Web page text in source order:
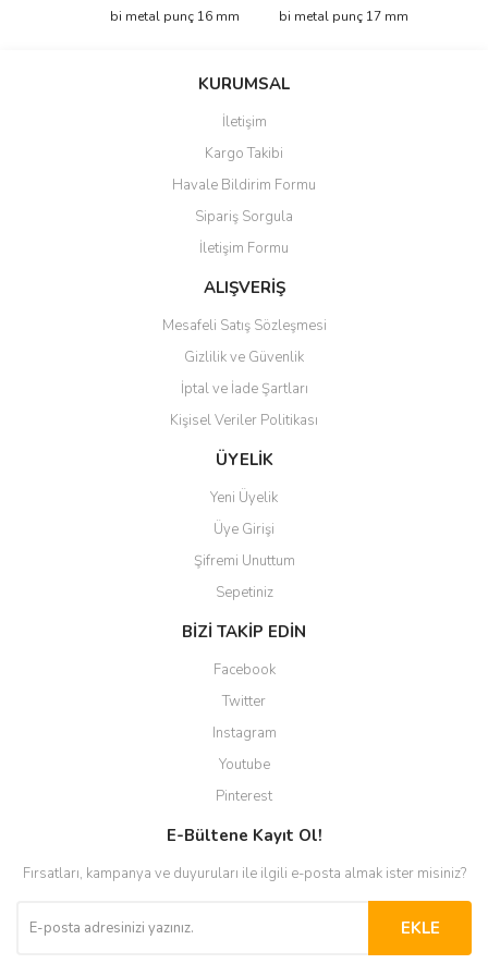
Görüş ve önerileriniz için teşekkür ederiz.
Ürün bilgilerinde hatalar bulunuyor.
Ürün fiyatı diğer sitelerden daha pahalı.
Bu ürüne benzer farklı alternatifler olmalı.
Gönder
bi metal punç 16 mm
bi metal punç 17 mm
KURUMSAL
İletişim
Kargo Takibi
Havale Bildirim Formu
Sipariş Sorgula
İletişim Formu
ALIŞVERİŞ
Mesafeli Satış Sözleşmesi
Gizlilik ve Güvenlik
İptal ve İade Şartları
Kişisel Veriler Politikası
ÜYELİK
Yeni Üyelik
Üye Girişi
Şifremi Unuttum
Sepetiniz
BİZİ TAKİP EDİN
Facebook
Twitter
Instagram
Youtube
Pinterest
E-Bültene Kayıt Ol!
Fırsatları, kampanya ve duyuruları ile ilgili e-posta almak ister misiniz?
EKLE